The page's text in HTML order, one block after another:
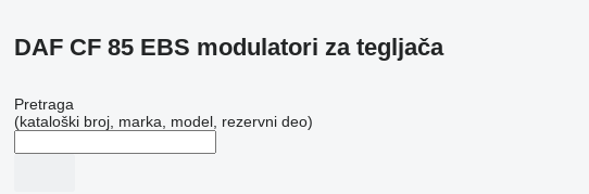
DAF CF 85 EBS modulatori za tegljača
Pretraga
(kataloški broj, marka, model, rezervni deo)